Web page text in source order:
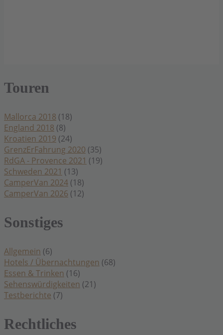
Touren
Mallorca 2018 (18)
England 2018 (8)
Kroatien 2019 (24)
GrenzErFahrung 2020 (35)
RdGA - Provence 2021 (19)
Schweden 2021 (13)
CamperVan 2024 (18)
CamperVan 2026 (12)
Sonstiges
Allgemein (6)
Hotels / Übernachtungen (68)
Essen & Trinken (16)
Sehenswürdigkeiten (21)
Testberichte (7)
Rechtliches